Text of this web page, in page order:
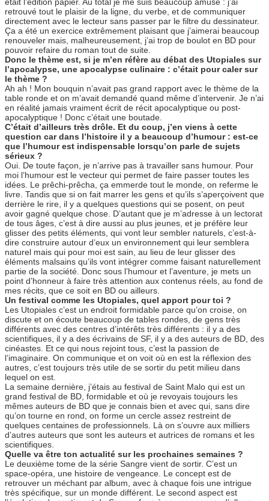
était l’édition papier. Au total je me suis beaucoup amusé : j’ai
retrouvé tout le plaisir de la ligne, du verbe, et de communiquer
directement avec le lecteur sans passer par le filtre du dessinateur.
Ça a été un exercice extrêmement plaisant que j’aimerai beaucoup
renouveler mais, malheureusement, j’ai trop de boulot en BD pour
pouvoir refaire du roman tout de suite.
Donc le thème est, si je m’en réfère au débat des Utopiales sur
l’apocalypse, une apocalypse culinaire : c’était pour caler sur
le thème ?
Ah ah ! Mon bouquin n’avait pas grand rapport avec le thème de la
table ronde et on m’avait demandé quand même d’intervenir. Je n’ai
en réalité jamais vraiment écrit de récit apocalyptique ou post-
apocalyptique ! Donc c’était une boutade.
C’était d’ailleurs très drôle. Et du coup, j’en viens à cette
question car dans l’histoire il y a beaucoup d’humour : est-ce
que l’humour est indispensable lorsqu’on parle de sujets
sérieux ?
Oui. De toute façon, je n’arrive pas à travailler sans humour. Pour
moi l’humour est le vecteur qui permet de faire passer toutes les
idées. Le prêchi-prêcha, ça emmerde tout le monde, on referme le
livre. Tandis que si on fait marrer les gens et qu’ils s’aperçoivent que
derrière le rire, il y a quelques questions qui se posent, on peut
avoir gagné quelque chose. D’autant que je m’adresse à un lectorat
de tous âges, c’est à dire aussi au plus jeunes, et je préfère leur
glisser des petits éléments, qui vont leur sembler naturels, c’est-à-
dire construire autour d’eux un environnement qui leur semblera
naturel mais qui pour moi est sain, au lieu de leur glisser des
éléments malsains qu’ils vont intégrer comme faisant naturellement
partie de la société. Donc sous l’humour et l’aventure, je mets un
point d’honneur à faire très attention aux contenus réels, au fond de
mes récits, que ce soit en BD ou ailleurs.
Un festival comme les Utopiales, quel apport pour toi ?
Les Utopiales c’est un endroit formidable parce qu’on croise, on
discute et on écoute beaucoup de tables rondes, de gens très
différents avec des centres d’intérêts très différents : il y a des
scientifiques, il y a des écrivains de SF, il y a des auteurs de BD, des
cinéastes. Et ce qui nous rejoint tous, c’est la passion de
l’imaginaire. On communique et on voit où en est la réflexion des
autres, c’est toujours très utile de se sortir du petit milieu dans
lequel on est.
La semaine dernière, j’étais au festival de Saint Malo qui est un
grand festival de BD, formidable et où je revoyais toujours les
mêmes auteurs de BD que je connais bien et avec qui, sans dire
qu’on tourne en rond, on forme un cercle assez restreint de
quelques centaines de professionnels. Là on s’ouvre aux milliers
d’autres auteurs que sont les auteurs et autrices de romans et les
scientifiques.
Quelle va être ton actualité sur les prochaines semaines ?
Le deuxième tome de la série Sangre vient de sortir. C’est un
space-opéra, une histoire de vengeance. Le concept est de
retrouver un méchant par album, avec à chaque fois une intrigue
très spécifique, sur un monde différent. Le second aspect est